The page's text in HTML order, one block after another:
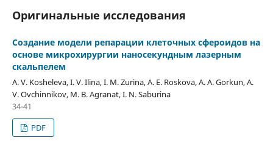
Оригинальные исследования
Создание модели репарации клеточных сфероидов на
основе микрохирургии наносекундным лазерным
скальпелем
A. V. Kosheleva, I. V. Ilina, I. M. Zurina, A. E. Roskova, A. A. Gorkun, A.
V. Ovchinnikov, M. B. Agranat, I. N. Saburina
34-41
PDF